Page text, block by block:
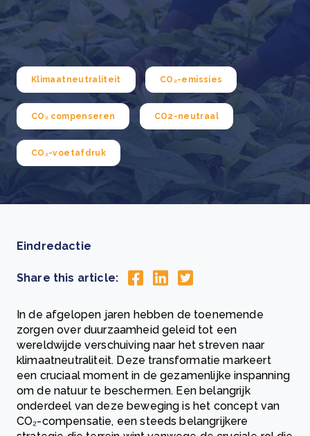
Klimaatneutraliteit CO₂-emissies
CO₂ compenseren CO2-neutraal
CO₂-voetafdruk
Eindredactie
Share this article:
In de afgelopen jaren hebben de toenemende
zorgen over duurzaamheid geleid tot een
wereldwijde verschuiving naar het streven naar
klimaatneutraliteit. Deze transformatie markeert
een cruciaal moment in de gezamenlijke inspanning
om de natuur te beschermen. Een belangrijk
onderdeel van deze beweging is het concept van
CO₂-compensatie, een steeds belangrijkere